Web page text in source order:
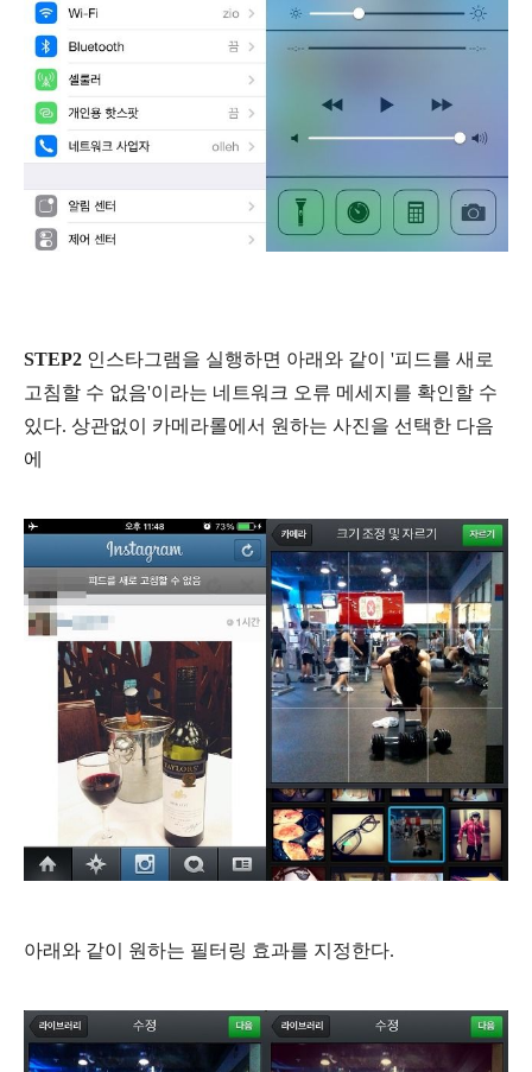
STEP2 인스타그램을 실행하면 아래와 같이 '피드를 새로
고침할 수 없음'이라는 네트워크 오류 메세지를 확인할 수
있다. 상관없이 카메라롤에서 원하는 사진을 선택한 다음
에
아래와 같이 원하는 필터링 효과를 지정한다.